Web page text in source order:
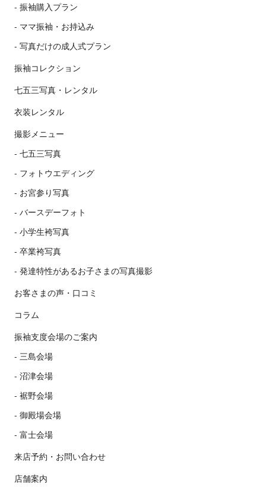
振袖購入プラン
ママ振袖・お持込み
写真だけの成人式プラン
振袖コレクション
七五三写真・レンタル
衣装レンタル
撮影メニュー
七五三写真
フォトウエディング
お宮参り写真
バースデーフォト
小学生袴写真
卒業袴写真
発達特性があるお子さまの写真撮影
お客さまの声・口コミ
コラム
振袖支度会場のご案内
三島会場
沼津会場
裾野会場
御殿場会場
富士会場
来店予約・お問い合わせ
店舗案内